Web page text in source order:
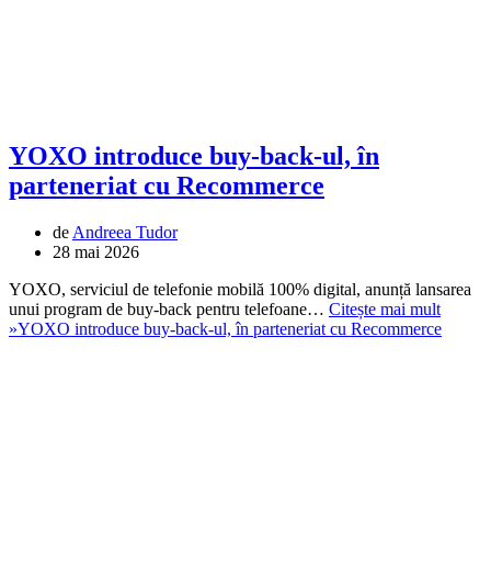
YOXO introduce buy-back-ul, în
parteneriat cu Recommerce
de Andreea Tudor
28 mai 2026
YOXO, serviciul de telefonie mobilă 100% digital, anunță lansarea
unui program de buy-back pentru telefoane… Citește mai mult
»YOXO introduce buy-back-ul, în parteneriat cu Recommerce